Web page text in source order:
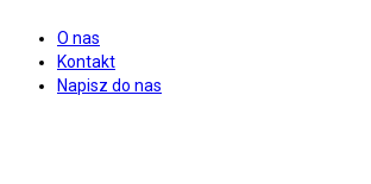
O nas
Kontakt
Napisz do nas